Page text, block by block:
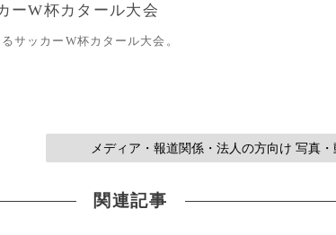
ーW杯カタール大会
サッカーW杯カタール大会。
メディア・報道関係・法人の方向け 写真
関連記事